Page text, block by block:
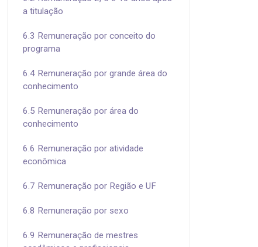
a titulação
6.3 Remuneração por conceito do
programa
6.4 Remuneração por grande área do
conhecimento
6.5 Remuneração por área do
conhecimento
6.6 Remuneração por atividade
econômica
6.7 Remuneração por Região e UF
6.8 Remuneração por sexo
6.9 Remuneração de mestres